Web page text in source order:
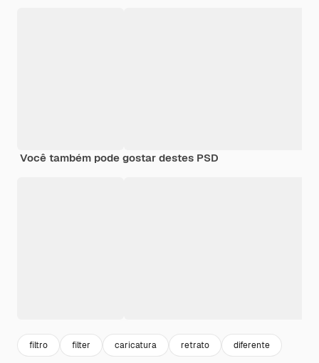
Você também pode gostar destes PSD
filtro filter caricatura retrato diferente